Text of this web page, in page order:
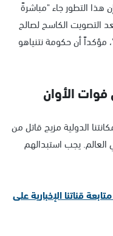
التطور جاء "مباشرةً
التصويت الكاسح لصالح
مؤكداً أن حكومة نتنياهو
فوات الأوان
الدولية مزيج قاتل من
العالم. يجب استبدالهم
"عرب 48" يُمكنك متابعة قناتنا الإخبارية على